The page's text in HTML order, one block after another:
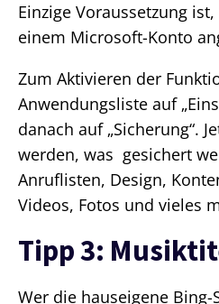
Einzige Voraussetzung
einem Microsoft-Konto
Zum Aktivieren der
Anwendungsliste auf
danach auf „Sicherung“.
werden, was gesichert
Anruflisten, Design,
Videos, Fotos und vieles
Tipp 3:
Wer die hauseigene Bing-